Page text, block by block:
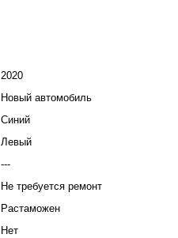
2020
Новый автомобиль
Синий
Левый
---
Не требуется ремонт
Растаможен
Нет